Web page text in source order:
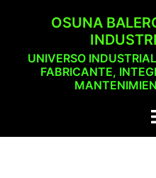
OSUNA
UNIVERSO
FABRICANTE,